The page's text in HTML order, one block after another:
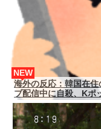
海外の反応：韓国在
ブ配信中に自殺、Kポ
NEW